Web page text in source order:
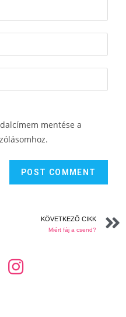
mentése a
KÖVETKEZŐ CIKK
Miért fáj a csend?